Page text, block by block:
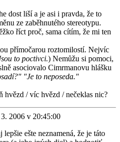
dost liší a je asi i pravda, že to
ze zaběhnutého stereotypu.
říct proč, sama cítím, že mi ten
přímočarou roztomilostí. Nejvíc
to poctivci.) Nemůžu si pomoci,
asociovalo Cimrmanovu hlášku
"Je to neposeda."
hvězd / víc hvězd / nečeklas nic?
2006 v 20:45:00
ešte neznamená, že je táto